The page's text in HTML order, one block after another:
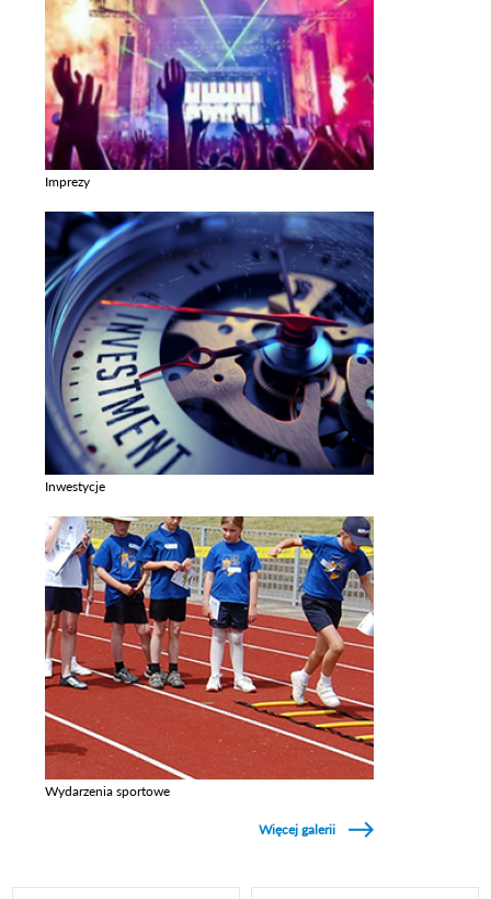
Imprezy
Inwestycje
Wydarzenia sportowe
Więcej galerii